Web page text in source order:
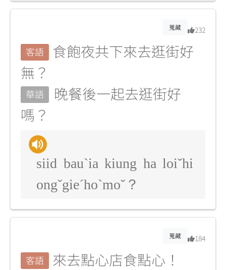
蒐藏 232
客語
食飽夜共下來去逛街好
無？
華語
晚餐後一起去逛街好
嗎？
siid bauˋia kiung ha loiˇhi
ongˇgieˊhoˋmoˇ？
蒐藏 184
客語 來去點心店食點心！